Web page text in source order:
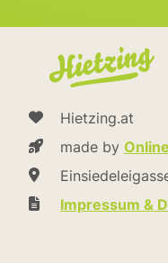
Hietzing.at
made by
Impressum &